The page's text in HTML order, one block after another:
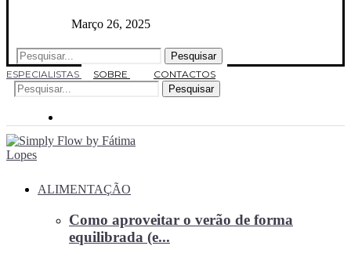
Março 26, 2025
Pesquisar
ESPECIALISTAS
SOBRE
CONTACTOS
Pesquisar
ALIMENTAÇÃO
Como aproveitar o verão de forma
equilibrada (e...